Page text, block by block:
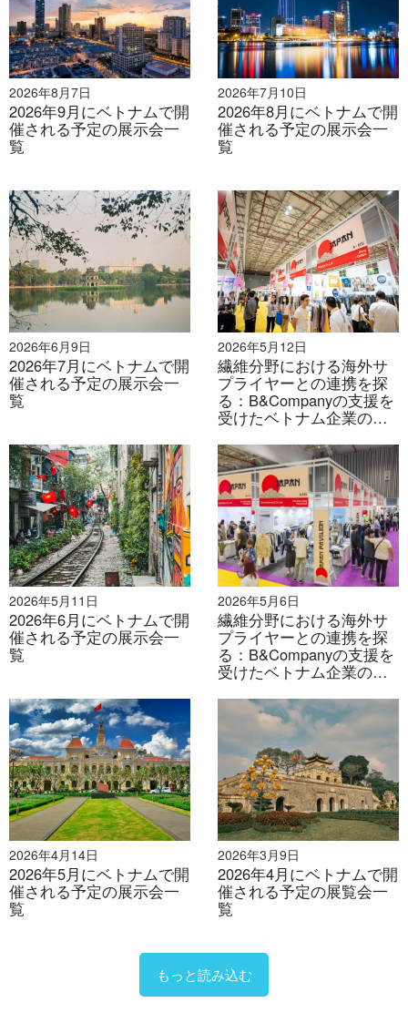
2026年8月7日
2026年9月にベトナムで開
催される予定の展示会一
覧
2026年7月10日
2026年8月にベトナムで開
催される予定の展示会一
覧
2026年6月9日
2026年7月にベトナムで開
催される予定の展示会一
覧
2026年5月12日
繊維分野における海外サ
プライヤーとの連携を探
る：B&Companyの支援を
受けたベトナム企業の
加（パート2）
2026年5月11日
2026年6月にベトナムで開
催される予定の展示会一
覧
2026年5月6日
繊維分野における海外サ
プライヤーとの連携を探
る：B&Companyの支援を
受けたベトナム企業の
加（パート1）
2026年4月14日
2026年5月にベトナムで開
催される予定の展示会一
覧
2026年3月9日
2026年4月にベトナムで開
催される予定の展覧会一
覧
もっと読み込む